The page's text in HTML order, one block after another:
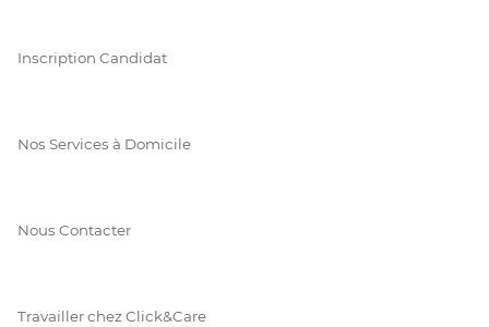
Inscription Candidat
Nos Services à Domicile
Nous Contacter
Travailler chez Click&Care